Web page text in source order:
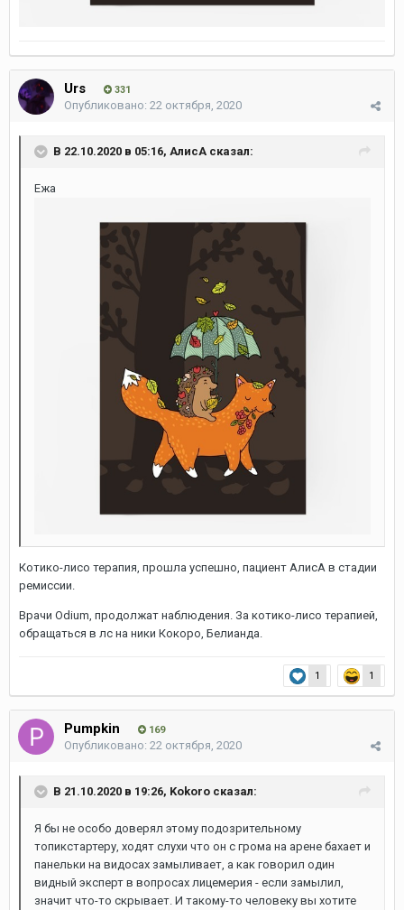
Urs 331
Опубликовано: 22 октября, 2020
В 22.10.2020 в 05:16, АлисА сказал:
Ежа
Котико-лисо терапия, прошла успешно, пациент АлисА в стадии
ремиссии.
Врачи Odium, продолжат наблюдения. За котико-лисо терапией,
обращаться в лс на ники Кокоро, Белианда.
1 1
Pumpkin 169
Опубликовано: 22 октября, 2020
В 21.10.2020 в 19:26, Kokoro сказал:
Я бы не особо доверял этому подозрительному
топикстартеру, ходят слухи что он с грома на арене бахает и
панельки на видосах замыливает, а как говорил один
видный эксперт в вопросах лицемерия - если замылил,
значит что-то скрывает. И такому-то человеку вы хотите